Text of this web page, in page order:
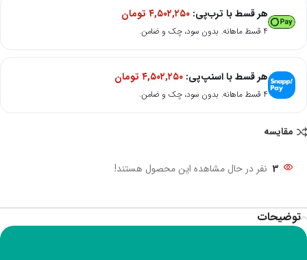
هر قسط با ترب‌پی: ۴,۵۰۲,۲۵۰ تومان
۴ قسط ماهانه. بدون سود، چک و ضامن.
هر قسط با اسنپ‌پی: ۴,۵۰۲,۲۵۰ تومان
۴ قسط ماهانه. بدون سود، چک و ضامن.
مقایسه
3 نفر در حال مشاهده این محصول هستند!
توضیحات